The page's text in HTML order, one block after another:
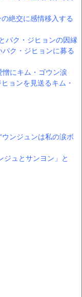
絶交に感情移入する
パク・ジヒョンの因縁
ク・ジヒョンに募る
にキム・ゴウン涙
ョンを見送るキム・
ウンジュンは私の涙ボ
ュとサンヨン」と